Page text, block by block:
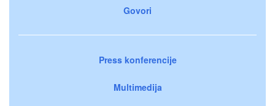
Govori
Press konferencije
Multimedija